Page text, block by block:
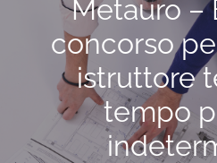
Metauro –
concorso
istruttore
tempo